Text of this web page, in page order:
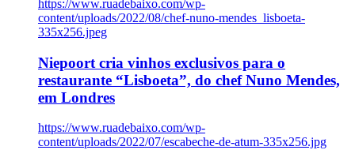
https://www.ruadebaixo.com/wp-
content/uploads/2022/08/chef-nuno-mendes_lisboeta-
335x256.jpeg
Niepoort cria vinhos exclusivos para o
restaurante “Lisboeta”, do chef Nuno Mendes,
em Londres
https://www.ruadebaixo.com/wp-
content/uploads/2022/07/escabeche-de-atum-335x256.jpg